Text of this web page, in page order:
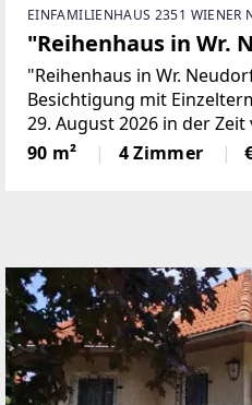
EINFAMILIENHAUS 2351 WIENER
"Reihenhaus in Wr.
"Reihenhaus in Wr. Neudorf" OPEN
Besichtigung mit
29. August 2026 in der
Uhr! Um Voranmeldung
wird über das *) digitale
90 m² 4 Zimmer